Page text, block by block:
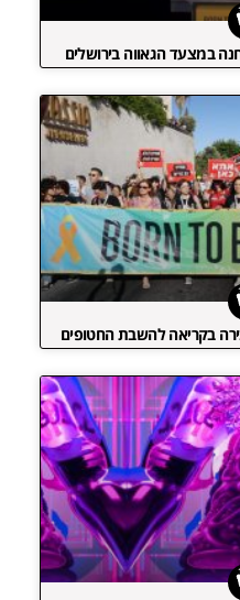
במצעד הגאווה בירושלים